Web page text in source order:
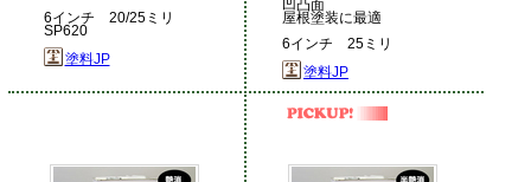
6インチ 20/25ミリ
SP620
塗料JP
凹凸面
屋根塗装に最適
6インチ 25ミリ
塗料JP